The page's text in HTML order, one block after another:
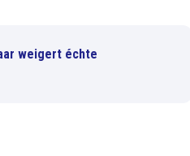
weigert échte